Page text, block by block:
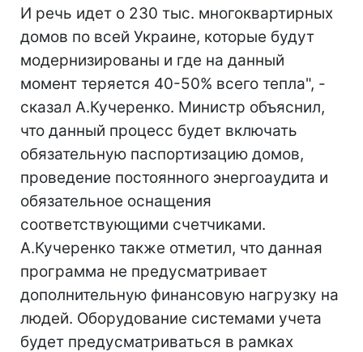
И речь идет о 230 тыс. многоквартирных
домов по всей Украине, которые будут
модернизированы и где на данный
момент теряется 40-50% всего тепла", -
сказал А.Кучеренко. Министр объяснил,
что данный процесс будет включать
обязательную паспортизацию домов,
проведение постоянного энергоаудита и
обязательное оснащения
соответствующими счетчиками.
А.Кучеренко также отметил, что данная
программа не предусматривает
дополнительную финансовую нагрузку на
людей. Оборудование системами учета
будет предусматриваться в рамках